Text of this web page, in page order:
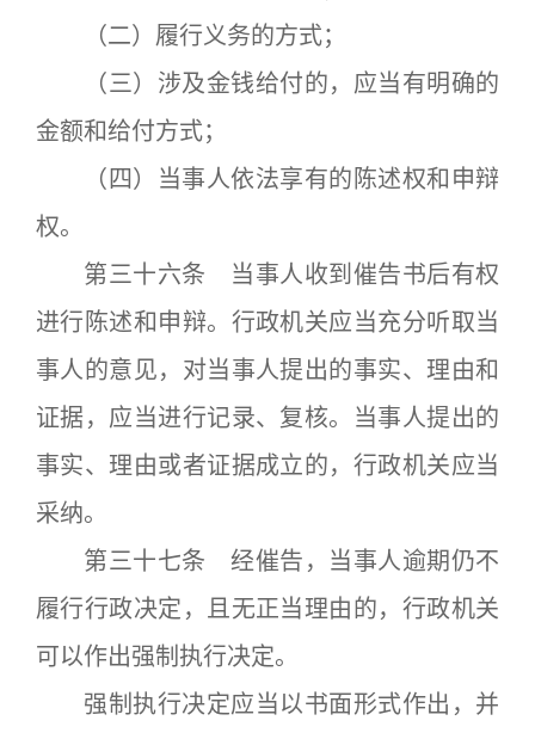
（二）履行义务的方式；
（三）涉及金钱给付的，应当有明确的
金额和给付方式；
（四）当事人依法享有的陈述权和申辩
权。
第三十六条 当事人收到催告书后有权
进行陈述和申辩。行政机关应当充分听取当
事人的意见，对当事人提出的事实、理由和
证据，应当进行记录、复核。当事人提出的
事实、理由或者证据成立的，行政机关应当
采纳。
第三十七条 经催告，当事人逾期仍不
履行行政决定，且无正当理由的，行政机关
可以作出强制执行决定。
强制执行决定应当以书面形式作出，并